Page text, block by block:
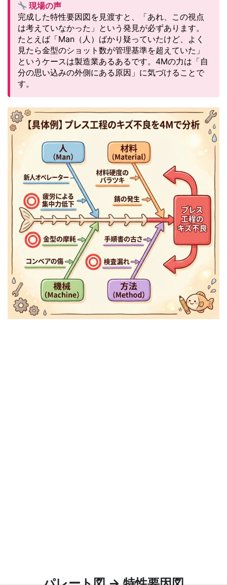
現場の声
完成した特性要因図を見渡すと、「あれ、この視点
は考えていなかった」という発見が必ずあります。
たとえば「Man（人）ばかり疑っていたけど、よく
見たら金型のショット数が管理基準を超えていた」
というケースは製造業あるあるです。4Mの力は「自
分の思い込みの外側にある原因」に気づけることで
す。